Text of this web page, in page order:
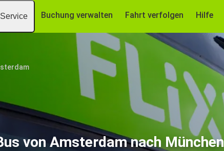
Service Buchung verwalten Fahrt verfolgen Hilfe
von Amsterdam nach München